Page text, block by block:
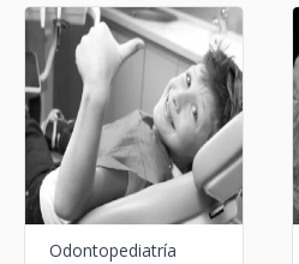
Odontopediatría